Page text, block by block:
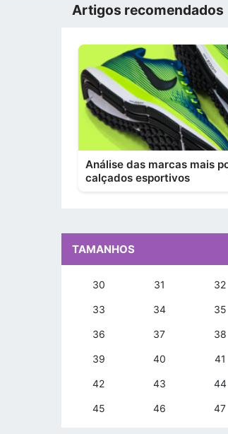
Artigos recomendados
Análise das marcas mais
calçados esportivos
TAMANHOS
30 31 32
33 34 35
36 37 38
39 40 41
42 43 44
45 46 47